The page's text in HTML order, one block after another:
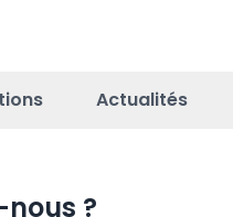
Actualités
nous ?